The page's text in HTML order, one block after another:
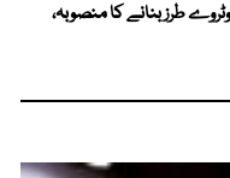
طرز بنانے کا منصوبہ،